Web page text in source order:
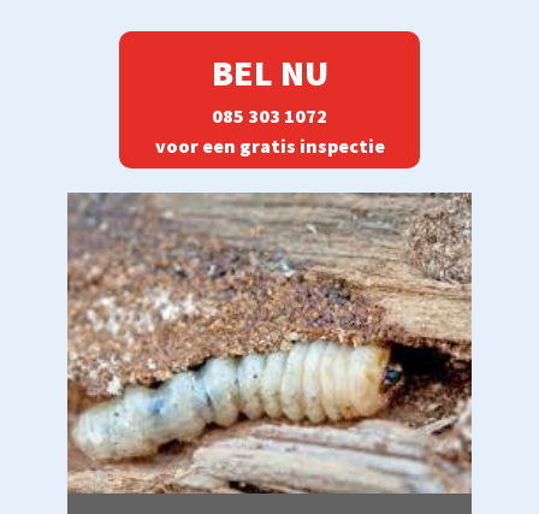
BEL NU
085 303 1072
voor een gratis inspectie